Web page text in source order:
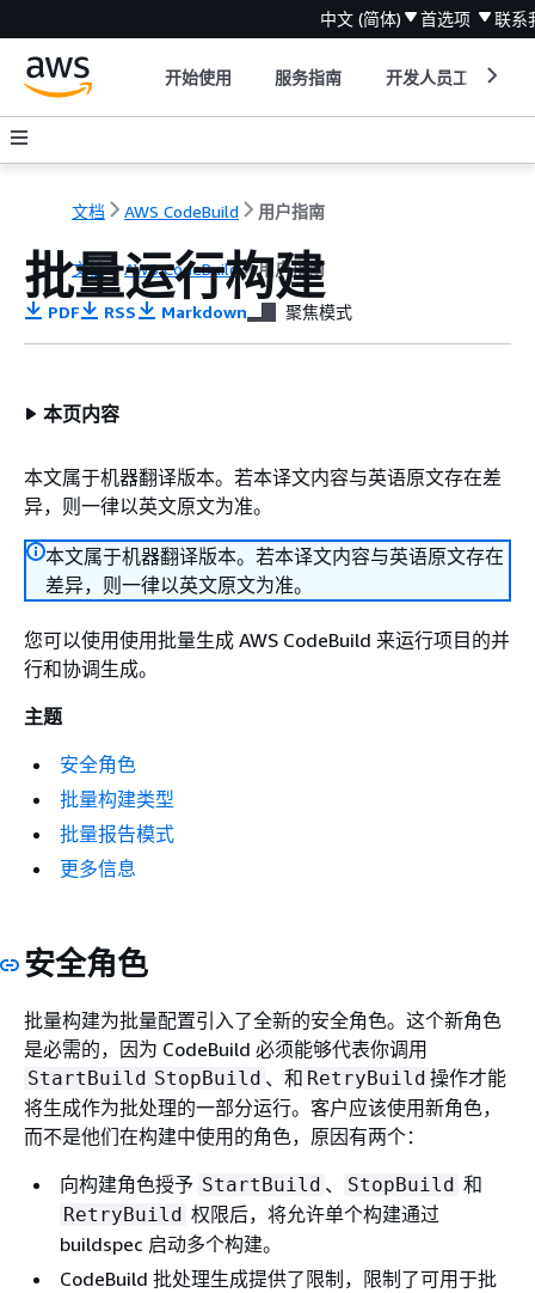
中文 (简体) 首选项 联系
开始使用 服务指南 开发人员工具
文档 AWS CodeBuild 用户指南
文档 AWS CodeBuild 用户指南
批量运行构建
PDF RSS Markdown 聚焦模式
本页内容
本文属于机器翻译版本。若本译文内容与英语原文存在差
异，则一律以英文原文为准。
本文属于机器翻译版本。若本译文内容与英语原文存在
差异，则一律以英文原文为准。
您可以使用使用批量生成 AWS CodeBuild 来运行项目的并
行和协调生成。
主题
安全角色
批量构建类型
批量报告模式
更多信息
安全角色
批量构建为批量配置引入了全新的安全角色。这个新角色
是必需的，因为 CodeBuild 必须能够代表你调用
StartBuild StopBuild 、和 RetryBuild 操作才能
将生成作为批处理的一部分运行。客户应该使用新角色，
而不是他们在构建中使用的角色，原因有两个：
向构建角色授予 StartBuild 、 StopBuild 和
RetryBuild 权限后，将允许单个构建通过
buildspec 启动多个构建。
CodeBuild 批处理生成提供了限制，限制了可用于批